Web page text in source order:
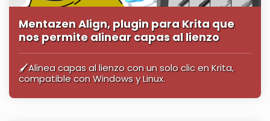
Mentazen Align, plugin para Krita que
nos permite alinear capas al lienzo
🖌️Alinea capas al lienzo con un solo clic en Krita,
compatible con Windows y Linux.